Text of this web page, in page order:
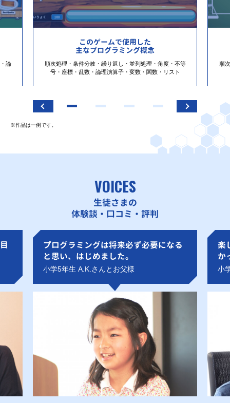
論
このゲームで使用した
主なプログラミング概念
順次処理・条件分岐・繰り返し・並列処理・角度・不等
号・座標・乱数・論理演算子・変数・関数・リスト
順
※作品は一例です。
VOICES
生徒さまの
体験談・口コミ・評判
プログラミングは将来必ず必要になる
と思い、はじめました。
小学5年生 A.K.さんとお父様
楽
か
小